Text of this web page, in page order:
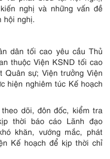
nghị và những vấn đề
hội nghị.
dân tối cao yêu cầu Thủ
thuộc Viện KSND tối cao
Quân sự; Viện trưởng Viện
hiện nghiêm túc Kế hoạch
dõi, đôn đốc, kiểm tra
thời báo cáo Lãnh đạo
khăn, vướng mắc, phát
Kế hoạch để kịp thời chỉ